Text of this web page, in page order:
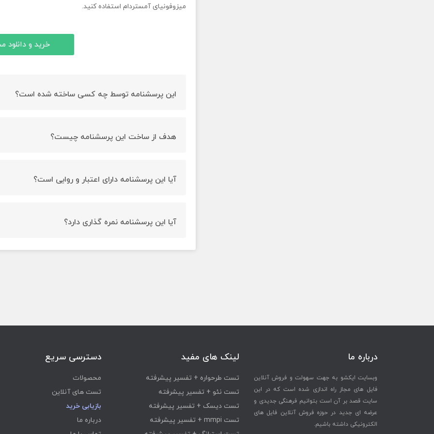
میزوفونیای آمستردام استفاده کنید.
خرید و دانلود
این پرسشنامه توسط چه کسی ساخته شده است؟
هدف از ساخت این پرسشنامه چیست؟
آیا این پرسشنامه دارای اعتبار و روایی است؟
آیا این پرسشنامه نمره گذاری دارد؟
درباره ما
وبسایت ایکشو به جهت سهولت و فروش آنلاین
فایل های مجاز راه اندازی شده است که در این
سایت قصد بر آن است بتوانیم فرهنگی جدیدی و
عرضه ای جدید در حوزه فروش آنلاین فایل های
الکترونیکی داشته باشیم.
لینک های مفید
تست طرحواره + تفسیر پیشرفته
تست نئو + تفسیر پیشرفته
تست دیسک + تفسیر پیشرفته
تست mmpi + تفسیر پیشرفته
دسترسی سریع
محصولات
تست های آنلاین
بازیابی خرید
درباره ما